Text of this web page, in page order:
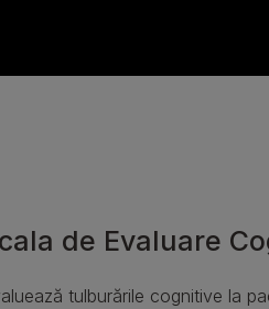
de Evaluare
tulburările cognitive la